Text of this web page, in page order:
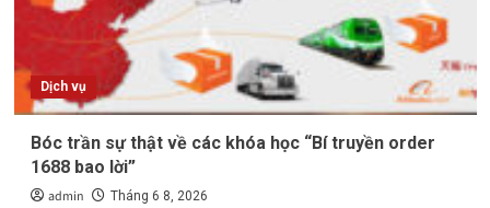
Dịch vụ
Bóc trần sự thật về các khóa học “Bí truyền order
1688 bao lời”
admin Tháng 6 8, 2026